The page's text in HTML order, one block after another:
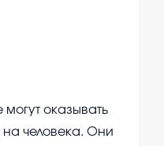
могут оказывать
на человека. Они